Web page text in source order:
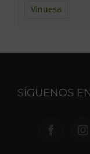
Vinuesa
SÍGUENOS